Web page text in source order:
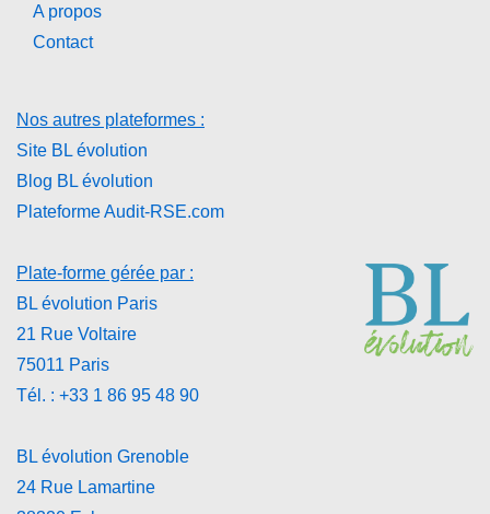
A propos
Contact
Nos autres plateformes :
Site BL évolution
Blog BL évolution
Plateforme Audit-RSE.com
Plate-forme gérée par :
BL évolution Paris
21 Rue Voltaire
75011 Paris
Tél. : +33 1 86 95 48 90
BL évolution Grenoble
24 Rue Lamartine